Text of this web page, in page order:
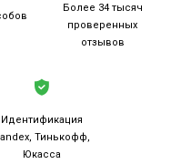
Более 34 тысяч
проверенных
отзывов
Идентификация
Тинькофф,
Юкасса